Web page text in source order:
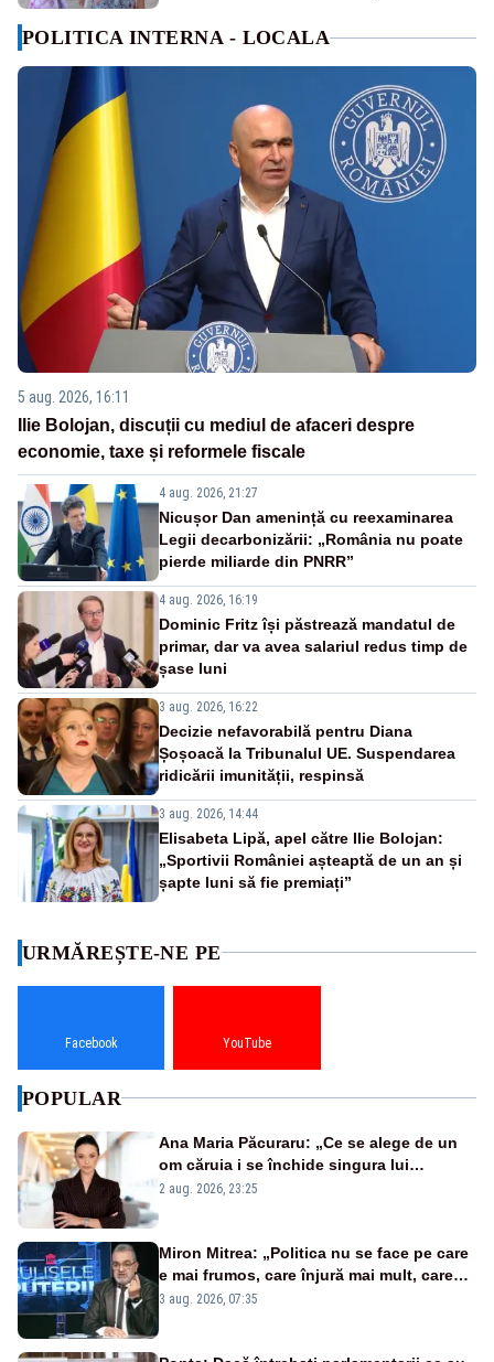
POLITICA INTERNA - LOCALA
5 aug. 2026, 16:11
Ilie Bolojan, discuții cu mediul de afaceri despre
economie, taxe și reformele fiscale
4 aug. 2026, 21:27
Nicușor Dan amenință cu reexaminarea
Legii decarbonizării: „România nu poate
pierde miliarde din PNRR”
4 aug. 2026, 16:19
Dominic Fritz își păstrează mandatul de
primar, dar va avea salariul redus timp de
șase luni
3 aug. 2026, 16:22
Decizie nefavorabilă pentru Diana
Șoșoacă la Tribunalul UE. Suspendarea
ridicării imunității, respinsă
3 aug. 2026, 14:44
Elisabeta Lipă, apel către Ilie Bolojan:
„Sportivii României așteaptă de un an și
șapte luni să fie premiați”
URMĂREȘTE-NE PE
Facebook YouTube
POPULAR
Ana Maria Păcuraru: „Ce se alege de un
om căruia i se închide singura lui
portiță?”
2 aug. 2026, 23:25
Miron Mitrea: „Politica nu se face pe care
e mai frumos, care înjură mai mult, care
țipă mai tare, ci pe proiecte”
3 aug. 2026, 07:35